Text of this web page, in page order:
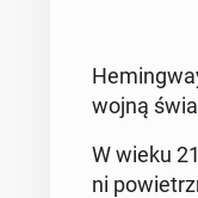
wojną
W wieku
ni